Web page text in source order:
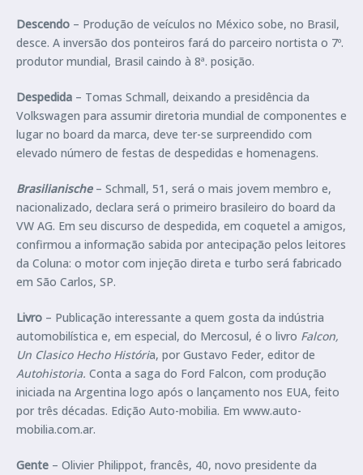
Descendo – Produção de veículos no México sobe, no Brasil,
desce. A inversão dos ponteiros fará do parceiro nortista o 7º.
produtor mundial, Brasil caindo à 8ª. posição.
Despedida – Tomas Schmall, deixando a presidência da
Volkswagen para assumir diretoria mundial de componentes e
lugar no board da marca, deve ter-se surpreendido com
elevado número de festas de despedidas e homenagens.
Brasilianische– Schmall, 51, será o mais jovem membro e,
nacionalizado, declara será o primeiro brasileiro do board da
VW AG. Em seu discurso de despedida, em coquetel a amigos,
confirmou a informação sabida por antecipação pelos leitores
da Coluna: o motor com injeção direta e turbo será fabricado
em São Carlos, SP.
Livro – Publicação interessante a quem gosta da indústria
automobilística e, em especial, do Mercosul, é o livro Falcon,
Un Clasico Hecho História, por Gustavo Feder, editor de
Autohistoria. Conta a saga do Ford Falcon, com produção
iniciada na Argentina logo após o lançamento nos EUA, feito
por três décadas. Edição Auto-mobilia. Em www.auto-
mobilia.com.ar.
Gente – Olivier Philippot, francês, 40, novo presidente da